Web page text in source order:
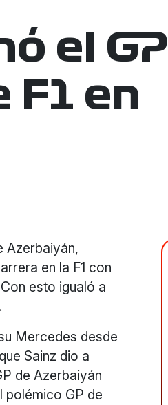
el GP
F1 en
Azerbaiyán,
en la F1 con
esto igualó a
Mercedes desde
Sainz dio a
de Azerbaiyán
polémico GP de